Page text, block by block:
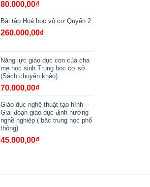
80.000,00₫
Bài tập Hoá học vô cơ Quyển 2
260.000,00₫
Năng lực giáo dục con của cha
mẹ học sinh Trung học cơ sở
(Sách chuyên khảo)
70.000,00₫
Giáo dục nghệ thuật tạo hình -
Giai đoạn giáo dục định hướng
nghề nghiệp ( bậc trung học phổ
thông)
45.000,00₫